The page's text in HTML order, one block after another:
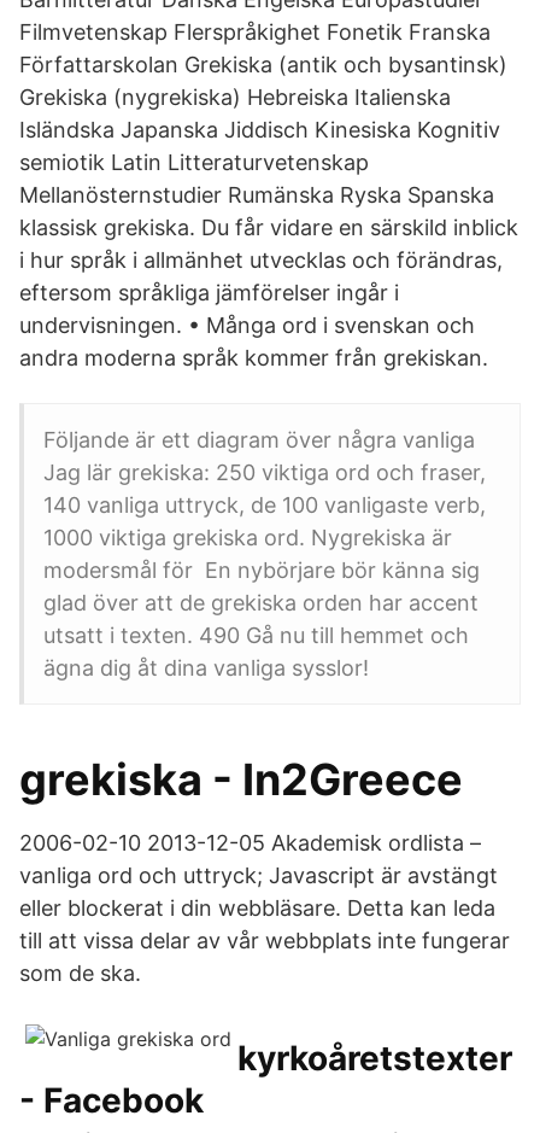
Filmvetenskap Flerspråkighet Fonetik Franska
Författarskolan Grekiska (antik och bysantinsk)
Grekiska (nygrekiska) Hebreiska Italienska
Isländska Japanska Jiddisch Kinesiska Kognitiv
semiotik Latin Litteraturvetenskap
Mellanösternstudier Rumänska Ryska Spanska
klassisk grekiska. Du får vidare en särskild inblick
i hur språk i allmänhet utvecklas och förändras,
eftersom språkliga jämförelser ingår i
undervisningen. • Många ord i svenskan och
andra moderna språk kommer från grekiskan.
Följande är ett diagram över några vanliga
Jag lär grekiska: 250 viktiga ord och fraser,
140 vanliga uttryck, de 100 vanligaste verb,
1000 viktiga grekiska ord. Nygrekiska är
modersmål för En nybörjare bör känna sig
glad över att de grekiska orden har accent
utsatt i texten. 490 Gå nu till hemmet och
ägna dig åt dina vanliga sysslor!
grekiska - In2Greece
2006-02-10 2013-12-05 Akademisk ordlista –
vanliga ord och uttryck; Javascript är avstängt
eller blockerat i din webbläsare. Detta kan leda
till att vissa delar av vår webbplats inte fungerar
som de ska.
kyrkoåretstexter
- Facebook